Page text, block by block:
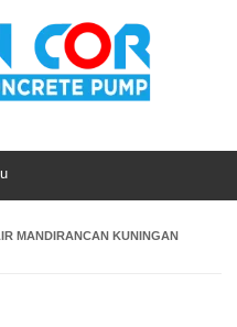
MANDIRANCAN KUNINGAN